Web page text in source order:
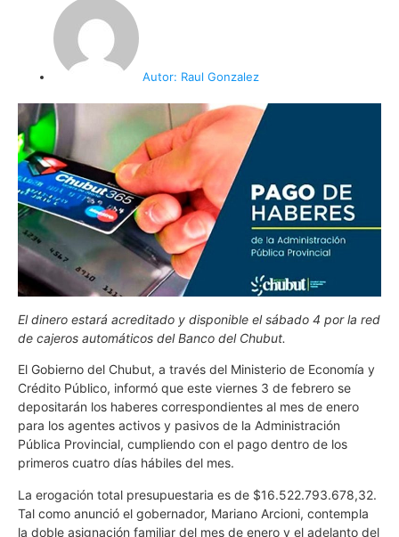
Autor: Raul Gonzalez
El dinero estará acreditado y disponible el sábado 4 por la red
de cajeros automáticos del Banco del Chubut.
El Gobierno del Chubut, a través del Ministerio de Economía y
Crédito Público, informó que este viernes 3 de febrero se
depositarán los haberes correspondientes al mes de enero
para los agentes activos y pasivos de la Administración
Pública Provincial, cumpliendo con el pago dentro de los
primeros cuatro días hábiles del mes.
La erogación total presupuestaria es de $16.522.793.678,32.
Tal como anunció el gobernador, Mariano Arcioni, contempla
la doble asignación familiar del mes de enero y el adelanto del